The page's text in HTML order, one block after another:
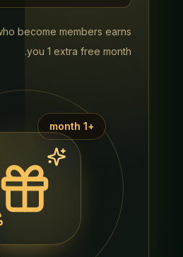
who become members earns
you 1 extra free month.